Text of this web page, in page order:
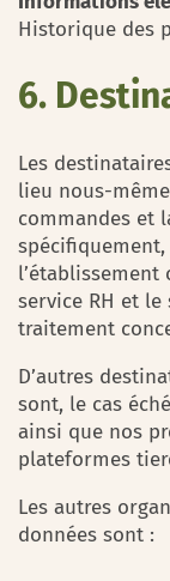
Historique des
6.
Les
lieu nous-
commandes et
l’établissement
service RH et
traitement
D’autres
sont, le cas
ainsi que nos
plateformes
Les autres
données sont :